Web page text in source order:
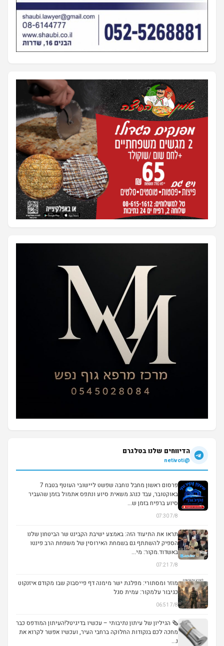
הדיווחים שלנו בטלגרם
@netivoti
פרסום ראשון מחבל נוחבה שפשט ליישובי העוטף בטבח 7
באוקטובר, עבד כנהג משאית סיוע ונתפס אתמול בזמן שהעביר
סיוע ברפיח בזמן ש...
7/8 07:30
תראו את התיעוד הזה: באמצע ישיבת הקבינט שר הביטחון שלנו
הספיק להשתתף גם בשמחת האירוסין של משפחת הרב פינטו
באשדוד.מקור: מי...
7/8 07:21
מוזר ומסתורי: מפלגת ישר מימנה דף פייסבוק שבו מקודם איזנקוט
כגיבור עלמקור: עמית סגל
7/8 06:51
🗞️ הגיליון של עיתון נתיבותי – עכשיו בדיגיטל!העיתון המודפס כבר
מחכה לכם בנקודות החלוקה ברחבי העיר, ועכשיו אפשר לקרוא את
נ...